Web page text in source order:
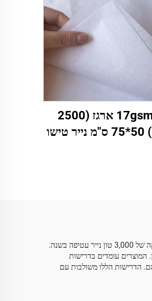
17gsm 1 ארגז (2500
דפים) 50*75 ס"מ נייר טישו
המייסדת בשנת 2010, PUTIAN C&Q PAPER CO.LTD שואפת לייצר נייר עטיפה יוקרתי וניתן למחזור באיכות גבוהה המספק ללקוחותינו ברחבי העולם, עם תפוקה של 3,000 טון נייר עטיפה בשנה.
המוצרים עומדים בדרישות
הדרישות הללו משולבות עם